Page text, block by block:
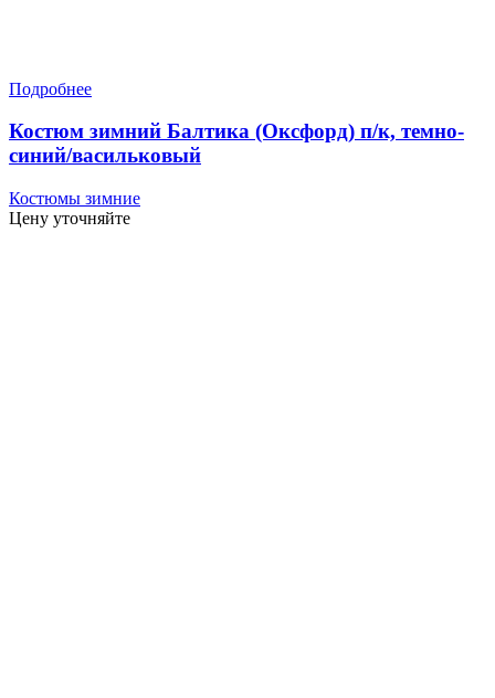
Подробнее
Костюм зимний Балтика (Оксфорд) п/к, темно-
синий/васильковый
Костюмы зимние
Цену уточняйте